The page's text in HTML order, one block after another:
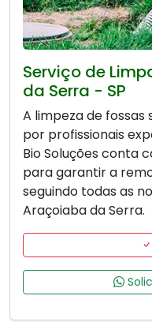
Serviço de
da Serra - SP
A limpeza de
por profissionais
Bio Soluções conta
para garantir a
seguindo todas as
Araçoiaba da Serra.